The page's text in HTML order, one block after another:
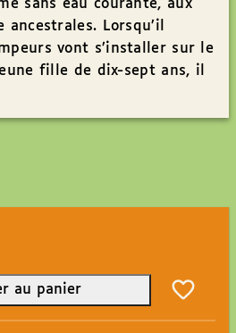
sans eau courante, aux
Lorsqu’il
vont s’installer sur le
fille de dix-sept ans, il
au panier